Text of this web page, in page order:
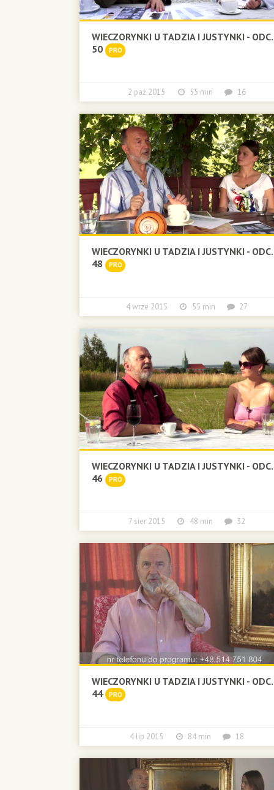
WIECZORYNKI U TADZIA I JUSTYNKI - ODC.
50
PRO
2 paź 2015 55 min 16
WIECZORYNKI U TADZIA I JUSTYNKI - ODC.
48
PRO
4 wrze 2015 55 min 27
WIECZORYNKI U TADZIA I JUSTYNKI - ODC.
46
PRO
7 sier 2015 48 min 32
WIECZORYNKI U TADZIA I JUSTYNKI - ODC.
44
PRO
4 lip 2015 84 min 18